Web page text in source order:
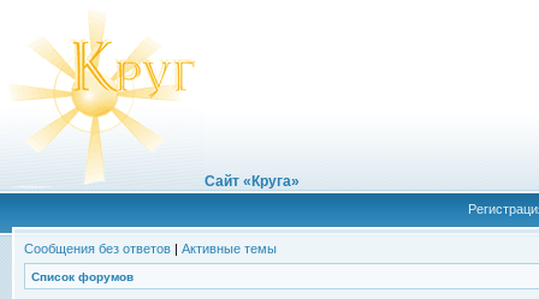
Сайт «Круга»
Сообщения без ответов | Активные темы
Список форумов